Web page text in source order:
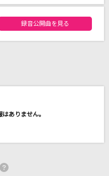
は光る風の中～201
トリーランキング
録音公開曲を見る